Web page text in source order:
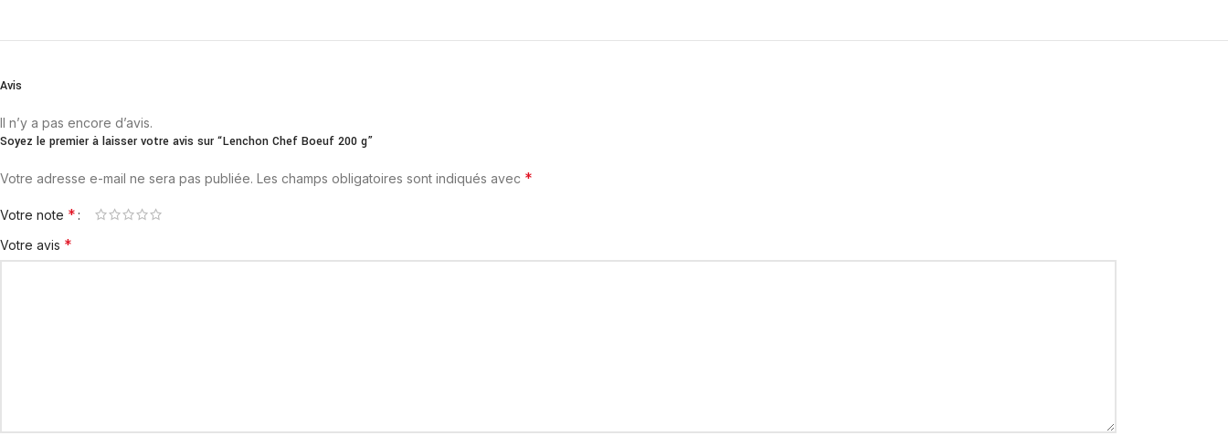
Avis
Il n’y a pas encore d’avis.
Soyez le premier à laisser votre avis sur “Lenchon Chef Boeuf 200 g”
Votre adresse e-mail ne sera pas publiée. Les champs obligatoires sont indiqués avec *
Votre note *
Votre avis *